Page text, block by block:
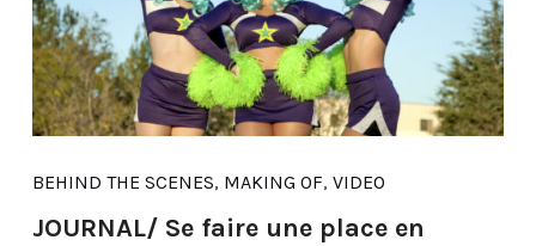
BEHIND THE SCENES, MAKING OF, VIDEO
JOURNAL/ Se faire une place en